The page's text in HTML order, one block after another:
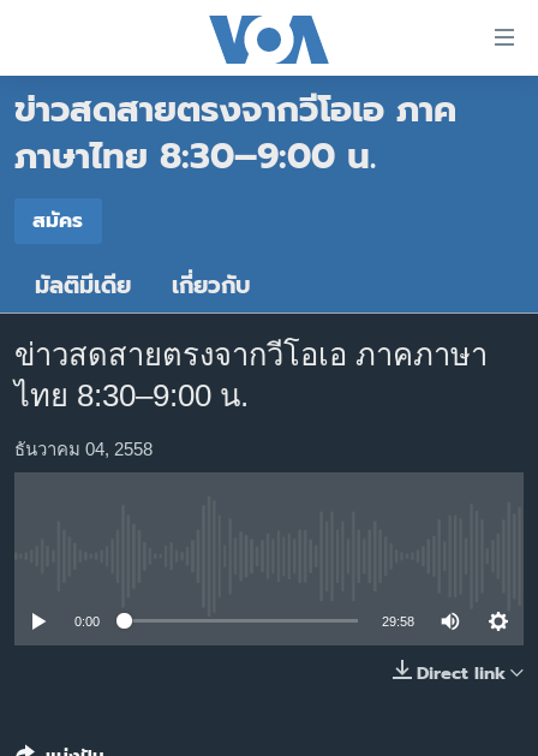
ต่อ
ไป
หลัก
หน้า
หลัก
ข้าม
ไป
การ
หน้าหลัก
โลก
เอเชีย
ไทย
ธุรกิจ
วิทยาศาสตร์
ไลฟ์สไตล์
ข่าวสดสายตรงจากวีโอเอ ภาค
ภาษาไทย 8:30–9:00 น.
สมัคร
สมัคร
มัลติมีเดีย เกี่ยวกับ
ข่าวสดสายตรงจากวีโอเอ ภาคภาษา
ไทย 8:30–9:00 น.
ธันวาคม 04, 2558
0:00 29:58
Direct link